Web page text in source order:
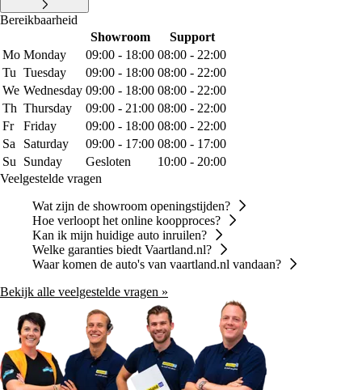
Bereikbaarheid
Showroom
Support
Mo Monday 09:00 - 18:00 08:00 - 22:00
Tu Tuesday 09:00 - 18:00 08:00 - 22:00
We Wednesday 09:00 - 18:00 08:00 - 22:00
Th Thursday 09:00 - 21:00 08:00 - 22:00
Fr
Friday 09:00 - 18:00 08:00 - 22:00
Sa
Saturday 09:00 - 17:00 08:00 - 17:00
Su
Sunday Gesloten
10:00 - 20:00
Veelgestelde vragen
Wat zijn de showroom openingstijden?
Hoe verloopt het online koopproces?
Kan ik mijn huidige auto inruilen?
Welke garanties biedt Vaartland.nl?
Waar komen de auto's van vaartland.nl vandaan?
Bekijk alle veelgestelde vragen »